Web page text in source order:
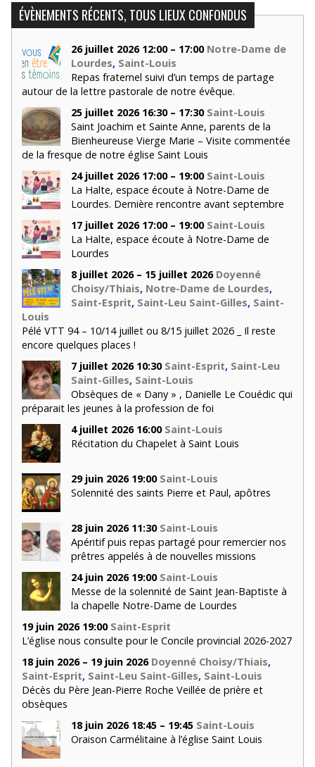
ÉVÈNEMENTS RÉCENTS, TOUS LIEUX CONFONDUS
26 juillet 2026 12:00 – 17:00 Notre-Dame de
Lourdes, Saint-Louis
Repas fraternel suivi d’un temps de partage
autour de la lettre pastorale de notre évêque.
25 juillet 2026 16:30 – 17:30 Saint-Louis
Saint Joachim et Sainte Anne, parents de la
Bienheureuse Vierge Marie – Visite commentée
de la fresque de notre église Saint Louis
24 juillet 2026 17:00 – 19:00 Saint-Louis
La Halte, espace écoute à Notre-Dame de
Lourdes. Dernière rencontre avant septembre
17 juillet 2026 17:00 – 19:00 Saint-Louis
La Halte, espace écoute à Notre-Dame de
Lourdes
8 juillet 2026 – 15 juillet 2026 Doyenné
Choisy/Thiais, Notre-Dame de Lourdes,
Saint-Esprit, Saint-Leu Saint-Gilles, Saint-
Louis
Pélé VTT 94 – 10/14 juillet ou 8/15 juillet 2026 _ Il reste
encore quelques places !
7 juillet 2026 10:30 Saint-Esprit, Saint-Leu
Saint-Gilles, Saint-Louis
Obsèques de « Dany » , Danielle Le Couédic qui
préparait les jeunes à la profession de foi
4 juillet 2026 16:00 Saint-Louis
Récitation du Chapelet à Saint Louis
29 juin 2026 19:00 Saint-Louis
Solennité des saints Pierre et Paul, apôtres
28 juin 2026 11:30 Saint-Louis
Apéritif puis repas partagé pour remercier nos
prêtres appelés à de nouvelles missions
24 juin 2026 19:00 Saint-Louis
Messe de la solennité de Saint Jean-Baptiste à
la chapelle Notre-Dame de Lourdes
19 juin 2026 19:00 Saint-Esprit
L’église nous consulte pour le Concile provincial 2026-2027
18 juin 2026 – 19 juin 2026 Doyenné Choisy/Thiais,
Saint-Esprit, Saint-Leu Saint-Gilles, Saint-Louis
Décès du Père Jean-Pierre Roche Veillée de prière et
obsèques
18 juin 2026 18:45 – 19:45 Saint-Louis
Oraison Carmélitaine à l’église Saint Louis